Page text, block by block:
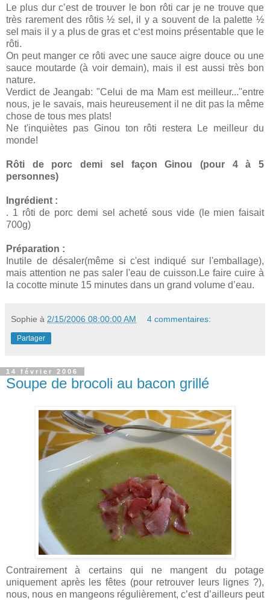
Le plus dur c’est de trouver le bon rôti car je ne trouve que
très rarement des rôtis ½ sel, il y a souvent de la palette ½
sel mais il y a plus de gras et c‘est moins présentable que le
rôti.
On peut manger ce rôti avec une sauce aigre douce ou une
sauce moutarde (à voir demain), mais il est aussi très bon
nature.
Verdict de Jeangab: "Celui de ma Mam est meilleur..."entre
nous, je le savais, mais heureusement il ne dit pas la même
chose de tous mes plats!
Ne t'inquiètes pas Ginou ton rôti restera Le meilleur du
monde!
Rôti de porc demi sel façon Ginou (pour 4 à 5
personnes)
Ingrédient :
. 1 rôti de porc demi sel acheté sous vide (le mien faisait
700g)
Préparation :
Inutile de désaler(même si c'est indiqué sur l'emballage),
mais attention ne pas saler l'eau de cuisson.Le faire cuire à
la cocotte minute 15 minutes dans un grand volume d’eau.
Sophie à 2/15/2006 08:00:00 AM 4 commentaires:
Partager
14 février 2006
Soupe de brocoli au bacon grillé
Contrairement à certains qui ne mangent du potage
uniquement après les fêtes (pour retrouver leurs lignes ?),
nous, nous en mangeons régulièrement, c’est d’ailleurs peut